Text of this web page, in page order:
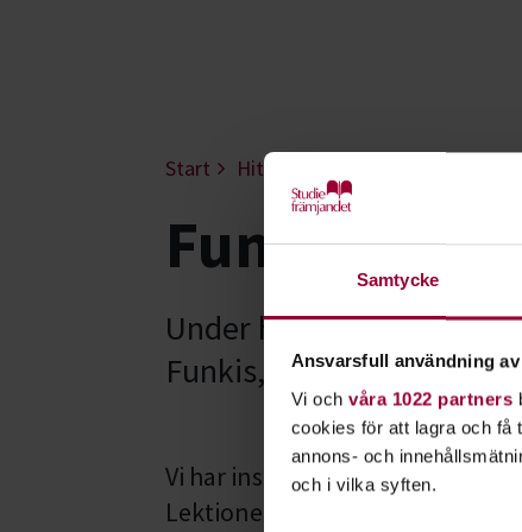
Samtycke
Ansvarsfull användning
Vi och våra 1022 partners
cookies för att lagra och få
annons- och
och i vilka syften.
Start Hitta intresse
Funkis -
Under hösten 2021 har
Funkis, för barn och
Vi har instrumentkurser i gitarr,
Lektionerna är 30 minuter långa